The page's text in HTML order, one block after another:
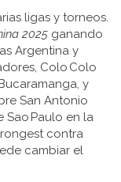
ligas y torneos.
2025 ganando
Argentina y
Colo Colo
y
San Antonio
Sao Paulo en la
contra
cambiar el